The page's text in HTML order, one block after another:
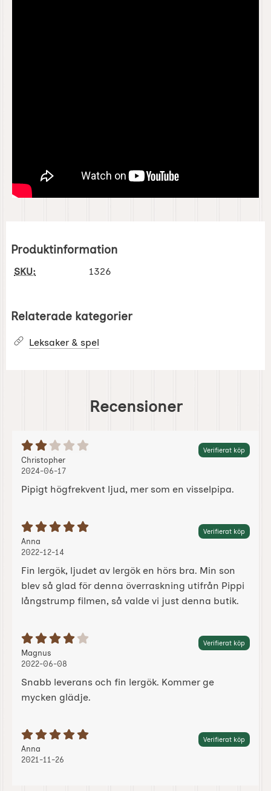
Produktinformation
SKU: 1326
Relaterade kategorier
Leksaker & spel
Recensioner
Betyg: 2 Stjärnor av 5 Verifierat köp
Recension av:
Christopher, 2024-06-17
, 2024-06-17
2024-06-17
Pipigt högfrekvent ljud, mer som en visselpipa.
Betyg: 5 Stjärnor av 5 Verifierat köp
Recension av:
Anna
2022-12-14
Fin lergök, ljudet av lergök en hörs bra. Min son
blev så glad för denna överraskning utifrån Pippi
långstrump filmen, så valde vi just denna butik.
Betyg: 4 Stjärnor av 5 Verifierat köp
Recension av:
Magnus
2022-06-08
Snabb leverans och fin lergök. Kommer ge
mycken glädje.
Betyg: 5 Stjärnor av 5 Verifierat köp
Recension av:
Anna
2021-11-26